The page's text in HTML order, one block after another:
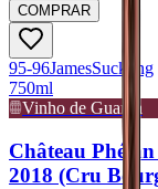
COMPRAR
95-96JamesSuckling
750ml
Vinho de Guarda
Château
2018 (Cru